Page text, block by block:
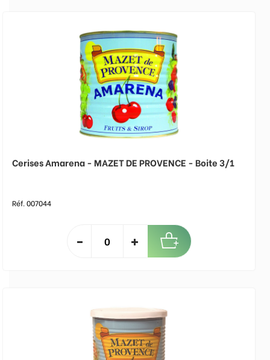
Cerises Amarena - MAZET DE PROVENCE - Boite 3/1
Réf. 007044